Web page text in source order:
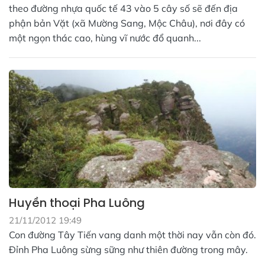
theo đường nhựa quốc tế 43 vào 5 cây số sẽ đến địa
phận bản Vặt (xã Mường Sang, Mộc Châu), nơi đây có
một ngọn thác cao, hùng vĩ nước đổ quanh...
Huyền thoại Pha Luông
21/11/2012 19:49
Con đường Tây Tiến vang danh một thời nay vẫn còn đó.
Đỉnh Pha Luông sừng sững như thiên đường trong mây.